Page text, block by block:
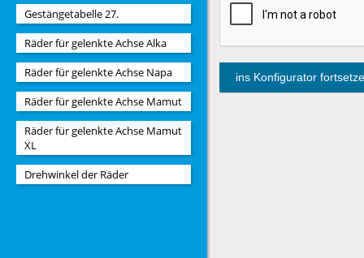
Gestängetabelle 27.
Räder für gelenkte Achse Alka
Räder für gelenkte Achse Napa
Räder für gelenkte Achse Mamut
Räder für gelenkte Achse Mamut
XL
Drehwinkel der Räder